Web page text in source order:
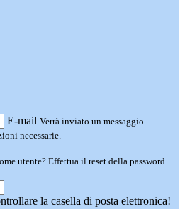
E-mail Verrà inviato un messaggio
necessarie.
utente? Effettua il reset della password
la casella di posta elettronica!